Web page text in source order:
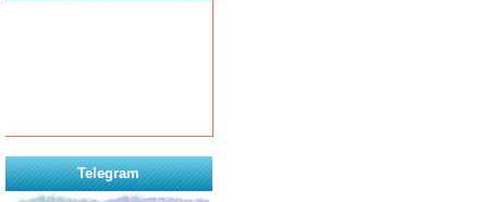
Telegram